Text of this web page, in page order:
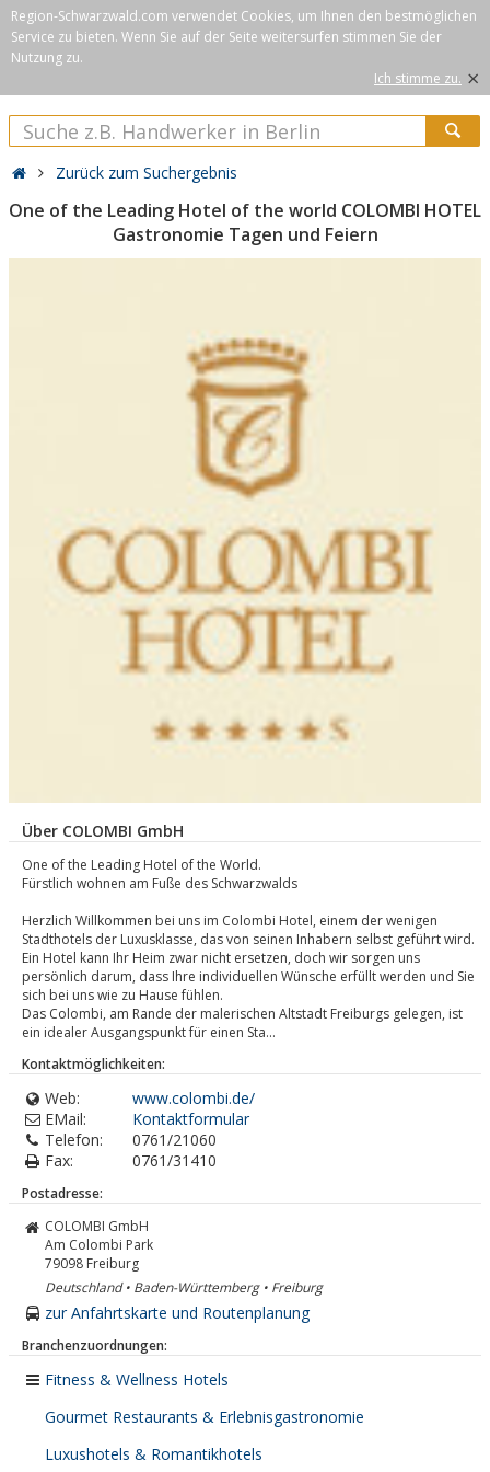
Region-Schwarzwald.com verwendet Cookies, um Ihnen den bestmöglichen
Service zu bieten. Wenn Sie auf der Seite weitersurfen stimmen Sie der
Nutzung zu.
Ich stimme zu. ×
Zurück zum Suchergebnis
One of the Leading Hotel of the world COLOMBI HOTEL
Gastronomie Tagen und Feiern
Über COLOMBI GmbH
One of the Leading Hotel of the World.
Fürstlich wohnen am Fuße des Schwarzwalds
Herzlich Willkommen bei uns im Colombi Hotel, einem der wenigen
Stadthotels der Luxusklasse, das von seinen Inhabern selbst geführt wird.
Ein Hotel kann Ihr Heim zwar nicht ersetzen, doch wir sorgen uns
persönlich darum, dass Ihre individuellen Wünsche erfüllt werden und Sie
sich bei uns wie zu Hause fühlen.
Das Colombi, am Rande der malerischen Altstadt Freiburgs gelegen, ist
ein idealer Ausgangspunkt für einen Sta...
Kontaktmöglichkeiten:
Web:
www.colombi.de/
EMail:
Kontaktformular
Telefon:
0761/21060
Fax:
0761/31410
Postadresse:
COLOMBI GmbH
Am Colombi Park
79098 Freiburg
Deutschland • Baden-Württemberg • Freiburg
zur Anfahrtskarte und Routenplanung
Branchenzuordnungen:
Fitness & Wellness Hotels
Gourmet Restaurants & Erlebnisgastronomie
Luxushotels & Romantikhotels